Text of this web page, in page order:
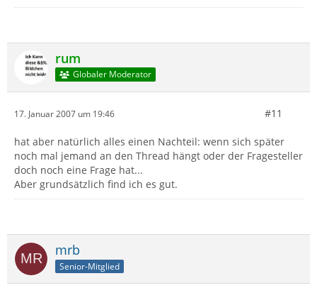
rum
Globaler Moderator
17. Januar 2007 um 19:46 #11
hat aber natürlich alles einen Nachteil: wenn sich später
noch mal jemand an den Thread hängt oder der Fragesteller
doch noch eine Frage hat...
Aber grundsätzlich find ich es gut.
mrb
Senior-Mitglied